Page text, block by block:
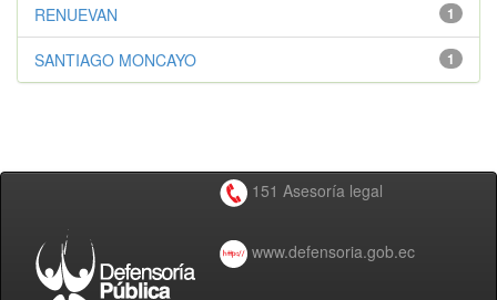
1
RENUEVAN
1
SANTIAGO MONCAYO
151 Asesoría legal
www.defensoria.gob.ec